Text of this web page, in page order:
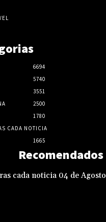
6694
5740
3551
2500
1780
CADA NOTICIA
1665
Recomendados
cada noticia 04 de Agosto